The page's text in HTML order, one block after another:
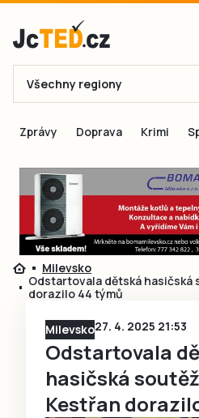
E-mail
Ještě nemám účet,
Všechny regiony
Zprávy Doprava Krimi
Milevsko
Odstartovala dětská hasičská
dorazilo 44 týmů
Milevsko27. 4. 2025 21:53
Odstartovala
hasičská
Kestřan